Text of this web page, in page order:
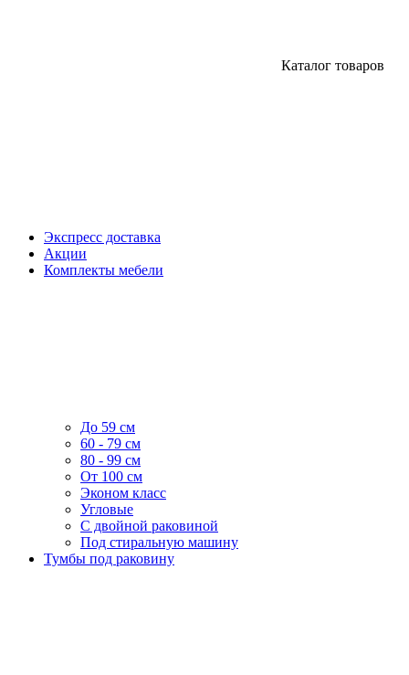
Каталог товаров
Экспресс доставка
Акции
Комплекты мебели
До 59 см
60 - 79 см
80 - 99 см
От 100 см
Эконом класс
Угловые
С двойной раковиной
Под стиральную машину
Тумбы под раковину